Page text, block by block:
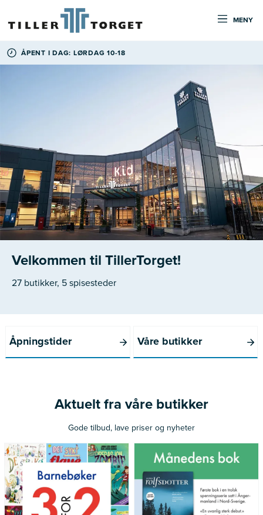
MENY
ÅPENT I DAG: LØRDAG 10-18
Velkommen til TillerTorget!
27 butikker, 5 spisesteder
Åpningstider Våre butikker
Aktuelt fra våre butikker
Gode tilbud, lave priser og nyheter
*Gjelder ikke norske bøker
utgitt siste 12 måneder
Gjelder medlemmer av Norli